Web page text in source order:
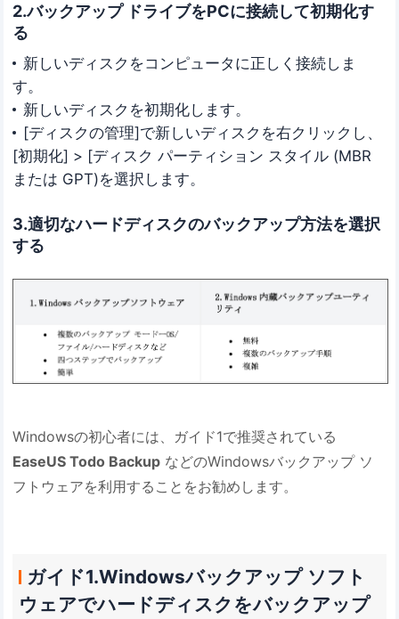
2.バックアップ ドライブをPCに接続して初期化す
る
新しいディスクをコンピュータに正しく接続しま
す。
新しいディスクを初期化します。
[ディスクの管理]で新しいディスクを右クリックし、
[初期化] > [ディスク パーティション スタイル (MBR
または GPT)を選択します。
3.適切なハードディスクのバックアップ方法を選択
する
Windowsの初心者には、ガイド1で推奨されている
EaseUS Todo Backup などのWindowsバックアップ ソ
フトウェアを利用することをお勧めします。
ガイド1.Windowsバックアップ ソフト
ウェアでハードディスクをバックアップ